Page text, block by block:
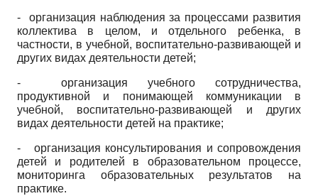
- организация наблюдения за процессами развития
коллектива в целом, и отдельного ребенка, в
частности, в учебной, воспитательно-развивающей и
других видах деятельности детей;
- организация учебного сотрудничества,
продуктивной и понимающей коммуникации в
учебной, воспитательно-развивающей и других
видах деятельности детей на практике;
- организация консультирования и сопровождения
детей и родителей в образовательном процессе,
мониторинга образовательных результатов на
практике.